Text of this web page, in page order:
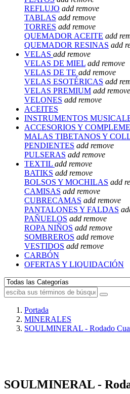
REFLUJO add remove
TABLAS add remove
TORRES add remove
QUEMADOR ACEITE add
QUEMADOR RESINAS add
VELAS add remove
VELAS DE MIEL add remove
VELAS DE TE add remove
VELAS ESOTÉRICAS add
VELAS PREMIUM add remove
VELONES add remove
ACEITES
INSTRUMENTOS
ACCESORIOS Y
MALAS TIBETANOS Y
PENDIENTES add remove
PULSERAS add remove
TEXTIL add remove
BATIKS add remove
BOLSOS Y MOCHILAS add
CAMISAS add remove
CUBRECAMAS add remove
PANTALONES Y FALDAS
PAÑUELOS add remove
ROPA NIÑOS add remove
SOMBREROS add remove
VESTIDOS add remove
CARBÓN
OFERTAS Y LIQUIDACIÓN
Portada
MINERALES
SOULMINERAL - Rodado
SOULMINERAL -